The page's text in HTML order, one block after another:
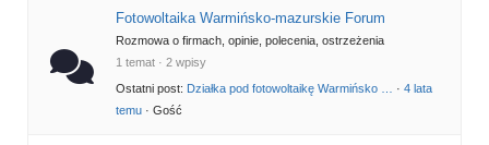
Fotowoltaika Warmińsko-mazurskie Forum
Rozmowa o firmach, opinie, polecenia, ostrzeżenia
1 temat · 2 wpisy
Ostatni post: Działka pod fotowoltaikę Warmińsko … · 4 lata
temu · Gość